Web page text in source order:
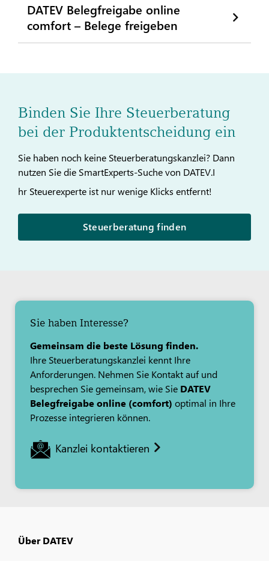
DATEV Belegfreigabe online
comfort – Belege freigeben
Binden Sie Ihre Steuerberatung
bei der Produktentscheidung ein
Sie haben noch keine Steuerberatungskanzlei? Dann
nutzen Sie die SmartExperts-Suche von DATEV.I
hr Steuerexperte ist nur wenige Klicks entfernt!
Steuerberatung finden
Sie haben Interesse?
Gemeinsam die beste Lösung finden.
Ihre Steuerberatungskanzlei kennt Ihre
Anforderungen. Nehmen Sie Kontakt auf und
besprechen Sie gemeinsam, wie Sie DATEV
Belegfreigabe online (comfort) optimal in Ihre
Prozesse integrieren können.
Kanzlei kontaktieren
Über DATEV